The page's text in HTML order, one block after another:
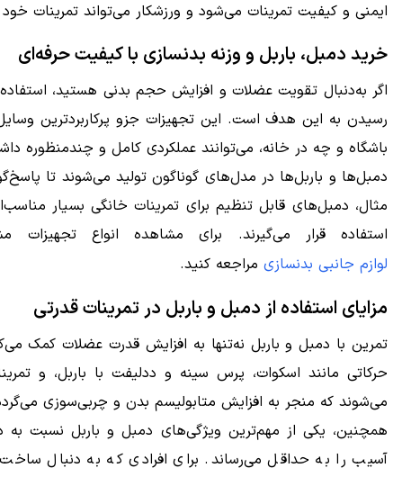
ایمنی و کیفیت تمرینات می‌شود و ورزشکار می‌تواند تمرینات خود
خرید دمبل، باربل و وزنه بدنسازی با کیفیت حرفه‌ای
اگر به‌دنبال تقویت عضلات و افزایش حجم بدنی هستید، استفاده
رسیدن به این هدف است. این تجهیزات جزو پرکاربردترین
باشگاه و چه در خانه، می‌توانند عملکردی کامل و چندمنظوره
دمبل‌ها و باربل‌ها در مدل‌های گوناگون تولید می‌شوند تا
مثال، دمبل‌های قابل تنظیم برای تمرینات خانگی بسیار
استفاده قرار می‌گیرند. برای مشاهده انواع
لوازم جانبی بدنسازی مراجعه کنید.
مزایای استفاده از دمبل و باربل در تمرینات قدرتی
تمرین با دمبل و باربل نه‌تنها به افزایش قدرت عضلات کمک
حرکاتی مانند اسکوات، پرس سینه و ددلیفت با باربل، و
می‌شوند که منجر به افزایش متابولیسم بدن و چربی‌سوزی
همچنین، یکی از مهم‌ترین ویژگی‌های دمبل و باربل نسبت به
آسیب را به حداقل می‌رساند. برای افرادی که به دنبال